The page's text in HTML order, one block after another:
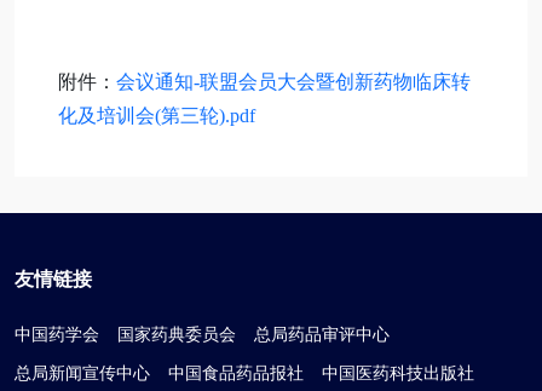
附件： 会议通知-联盟会员大会暨创新药物临床转
化及培训会(第三轮).pdf
友情链接
中国药学会 国家药典委员会 总局药品审评中心
总局新闻宣传中心 中国食品药品报社 中国医药科技出版社